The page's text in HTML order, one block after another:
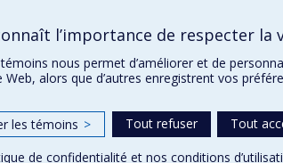
Plan du site
Accessibilité
l’importance de respecter la
témoins nous permet d’améliorer et de
Web, alors que d’autres enregistrent vos
les témoins > Tout refuser
Tout
de confidentialité et nos conditions